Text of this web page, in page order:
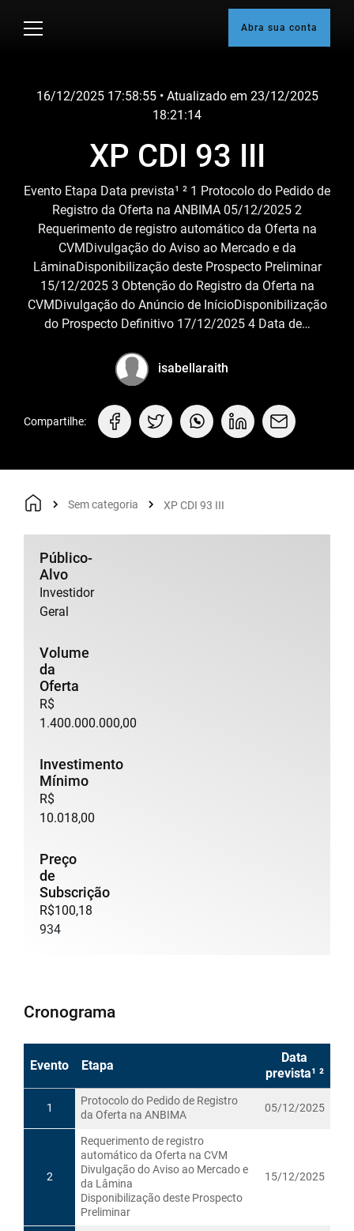
Abra sua conta
16/12/2025 17:58:55• Atualizado em 23/12/2025
18:21:14
XP CDI 93 III
Evento Etapa Data prevista¹ ² 1 Protocolo do Pedido de
Registro da Oferta na ANBIMA 05/12/2025 2
Requerimento de registro automático da Oferta na
CVMDivulgação do Aviso ao Mercado e da
LâminaDisponibilização deste Prospecto Preliminar
15/12/2025 3 Obtenção do Registro da Oferta na
CVMDivulgação do Anúncio de InícioDisponibilização
do Prospecto Definitivo 17/12/2025 4 Data de…
isabellaraith
Compartilhe:
Sem categoria XP CDI 93 III
Público-
Alvo
Investidor
Geral
Volume
da
Oferta
R$
1.400.000.000,00
Investimento
Mínimo
R$
10.018,00
Preço
de
Subscrição
R$100,18
934
Cronograma
Evento Etapa
Data
prevista¹ ²
1
Protocolo do Pedido de Registro
da Oferta na ANBIMA
05/12/2025
2
Requerimento de registro
automático da Oferta na CVM
Divulgação do Aviso ao Mercado e
da Lâmina
Disponibilização deste Prospecto
Preliminar
15/12/2025